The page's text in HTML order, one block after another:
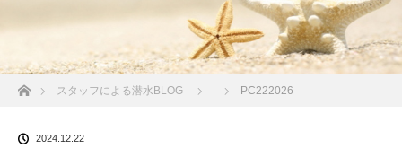
ホームスタッフによる潜水BLOG PC222026
2024.12.22